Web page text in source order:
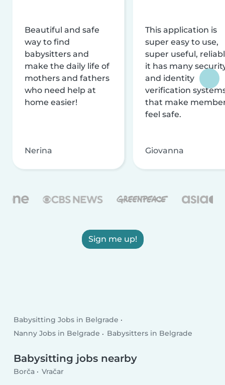
Beautiful and safe
way to find
babysitters and
make the daily life of
mothers and fathers
who need help at
home easier!
Nerina
This application is
super easy to use,
super useful,
it has many
and identity
verification
that make
feel safe.
Giovanna
Sign me up!
Babysitting Jobs in Belgrade
Nanny Jobs in Belgrade
Babysitters in Belgrade
Babysitting jobs nearby
Borča Vračar